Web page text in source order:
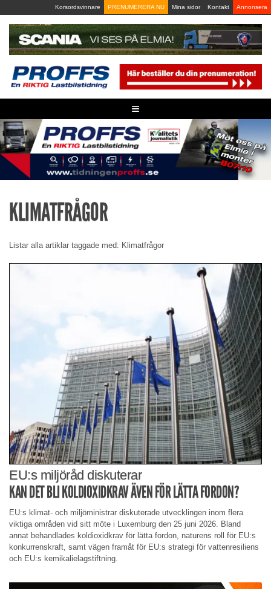
to
content
Korsordsvinnare PRENUMERERA NU Mina sidor Kontakt Annonsera
≡
KLIMATFRÅGOR
Listar alla artiklar taggade med: Klimatfrågor
EU:s miljöråd diskuterar
KAN DET BLI KOLDIOXIDKRAV ÄVEN FÖR LÄTTA FORDON?
EU:s klimat- och miljöministrar diskuterade utvecklingen inom flera
viktiga områden vid sitt möte i Luxemburg den 25 juni 2026. Bland
annat behandlades koldioxidkrav för lätta fordon, naturens roll för EU:s
konkurrenskraft, samt vägen framåt för EU:s strategi för vattenresiliens
och EU:s kemikalielagstiftning.